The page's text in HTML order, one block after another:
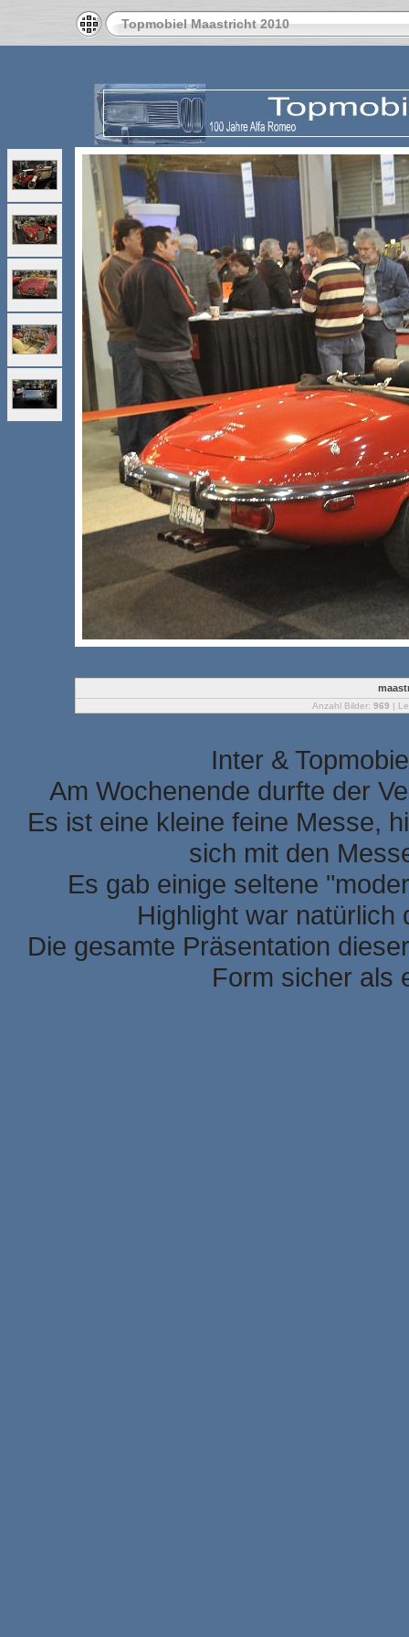
Topmobiel Maastricht 2010
Anzahl Bilder: 969 |
Inter &
Am Wochenende durfte der
Es ist eine kleine feine Messe,
sich mit den
Es gab einige seltene
Highlight war natürlich
Die gesamte Präsentation
Form sicher als